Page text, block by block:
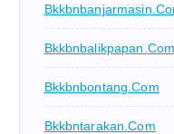
Bkkbnbalikpapan.com
Bkkbnbontang.com
Bkkbntarakan.com